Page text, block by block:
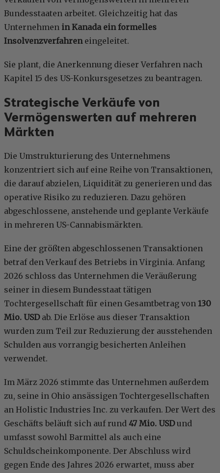
Bundesstaaten arbeitet. Gleichzeitig hat das
Unternehmen in Kanada ein formelles
Insolvenzverfahreneingeleitet.
Sie plant, die Anerkennung dieser Verfahren nach
Kapitel 15 des US-Konkursgesetzes zu beantragen.
Strategische Verkäufe von
Vermögenswerten auf mehreren
Märkten
Die Umstrukturierung des Unternehmens
konzentriert sich auf eine Reihe von Transaktionen,
die darauf abzielen, Liquidität zu generieren und das
operative Risiko zu reduzieren. Dazu gehören
abgeschlossene, anstehende und geplante Verkäufe
in mehreren US-Cannabismärkten.
Eine der größten abgeschlossenen Transaktionen
betraf den Verkauf des Betriebs in Virginia. Anfang
2026 schloss das Unternehmen die Veräußerung
seiner in diesem Bundesstaat tätigen
Tochtergesellschaft für einen Gesamtbetrag von 130
Mio. USDab. Die Erlöse aus dieser Transaktion
wurden zum Teil zur Reduzierung der ausstehenden
Schulden aus vorrangig besicherten Anleihen
verwendet.
Im März 2026 stimmte das Unternehmen außerdem
zu, seine in Ohio ansässigen Tochtergesellschaften
an Holistic Industries Inc. zu verkaufen. Der Wert des
Geschäfts beläuft sich auf rund 47 Mio. USDund
umfasst sowohl Barmittel als auch eine
Schuldscheinkomponente. Der Abschluss wird
gegen Ende des Jahres 2026 erwartet, muss aber